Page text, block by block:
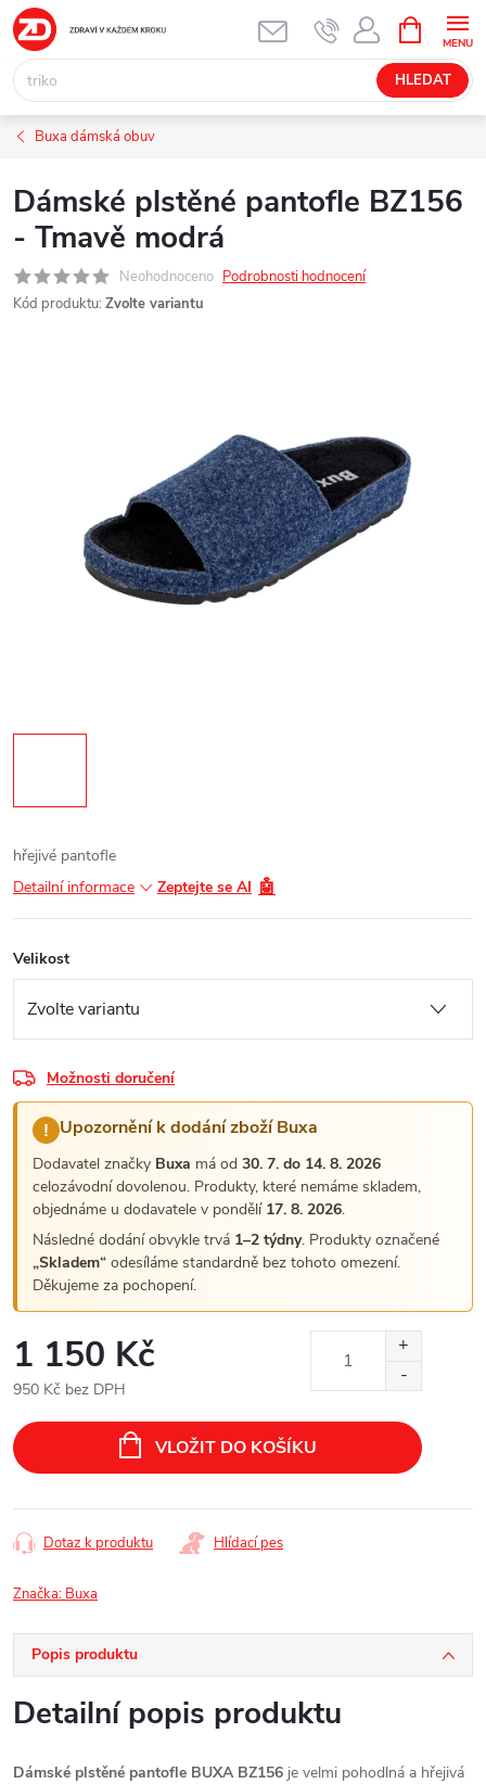
Přejít
na
obsah
HLEDAT
NÁKUPNÍ
KOŠÍK
Buxa dámská obuv
Dámské plstěné pantofle BZ156
- Tmavě modrá
Neohodnoceno Podrobnosti hodnocení
Kód produktu: Zvolte variantu
hřejivé pantofle
Detailní informace
Zeptejte se AI 🤖
Velikost
Možnosti doručení
! Upozornění k dodání zboží Buxa
Dodavatel značky Buxa má od 30. 7. do 14. 8. 2026
celozávodní dovolenou. Produkty, které nemáme skladem,
objednáme u dodavatele v pondělí 17. 8. 2026.
Následné dodání obvykle trvá 1–2 týdny. Produkty označené
„Skladem“ odesíláme standardně bez tohoto omezení.
Děkujeme za pochopení.
1 150 Kč
950 Kč bez DPH
cena:
VLOŽIT DO KOŠÍKU
Dotaz k produktu Hlídací pes
Značka: Buxa
Popis produktu
Detailní popis produktu
Dámské plstěné pantofle BUXA BZ156 je velmi pohodlná a hřejivá